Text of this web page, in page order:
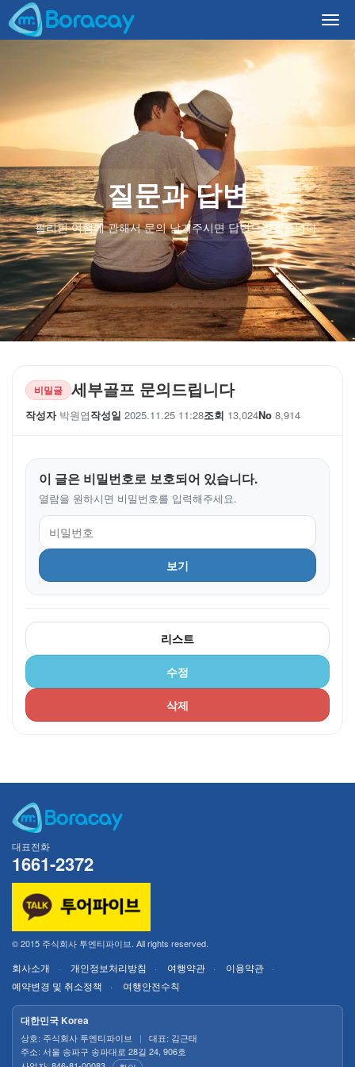
질문과 답변
필리핀 여행에 관해서 문의 남겨주시면 답변드리겠습니다.
비밀글 세부골프 문의드립니다
작성자박원엽작성일 2025.11.25 11:28조회 13,024No 8,914
이 글은 비밀번호로 보호되어 있습니다.
열람을 원하시면 비밀번호를 입력해주세요.
보기
리스트
수정
삭제
대표전화
1661-2372
© 2015 주식회사 투엔티파이브. All rights reserved.
회사소개 개인정보처리방침 여행약관
이용약관
예약변경 및 취소정책
여행안전수칙
대한민국 Korea
상호: 주식회사 투엔티파이브 |
대표: 김근태
주소: 서울 송파구 송파대로 28길 24, 906호